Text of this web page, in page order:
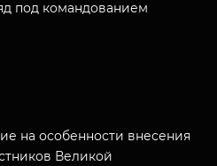
под командованием
на особенности внесения
Великой